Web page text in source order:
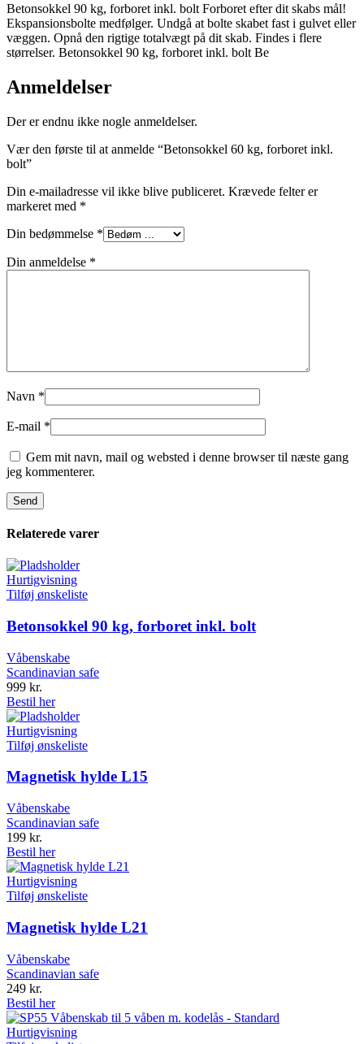
Betonsokkel 90 kg, forboret inkl. bolt Forboret efter dit skabs mål!
Ekspansionsbolte medfølger. Undgå at bolte skabet fast i gulvet eller
væggen. Opnå den rigtige totalvægt på dit skab. Findes i flere
størrelser. Betonsokkel 90 kg, forboret inkl. bolt Be
Anmeldelser
Der er endnu ikke nogle anmeldelser.
Vær den første til at anmelde “Betonsokkel 60 kg, forboret inkl.
bolt”
Din e-mailadresse vil ikke blive publiceret. Krævede felter er
markeret med *
Din bedømmelse *
Din anmeldelse *
Navn *
E-mail *
Gem mit navn, mail og websted i denne browser til næste gang
jeg kommenterer.
Relaterede varer
Hurtigvisning
Tilføj ønskeliste
Betonsokkel 90 kg, forboret inkl. bolt
Våbenskabe
Scandinavian safe
999 kr.
Bestil her
Hurtigvisning
Tilføj ønskeliste
Magnetisk hylde L15
Våbenskabe
Scandinavian safe
199 kr.
Bestil her
Hurtigvisning
Tilføj ønskeliste
Magnetisk hylde L21
Våbenskabe
Scandinavian safe
249 kr.
Bestil her
Hurtigvisning